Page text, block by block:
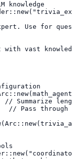
knowledge
Use for
with vast
// Summarize
// Pass through